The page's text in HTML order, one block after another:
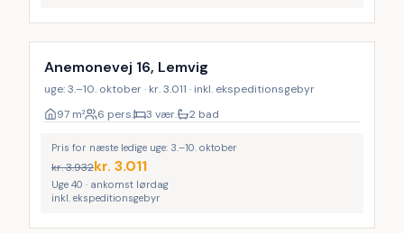
Anemonevej 16, Lemvig
uge: 3.–10. oktober · kr. 3.011 · inkl. ekspeditionsgebyr
97 m² 6 pers. 3 vær. 2 bad
Pris for næste ledige uge: 3.–10. oktober
kr.3.932kr. 3.011
Uge 40 · ankomst lørdag
inkl. ekspeditionsgebyr